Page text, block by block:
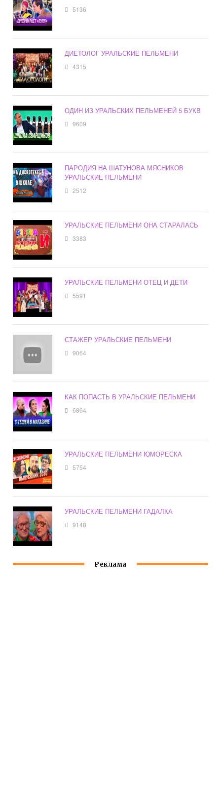
5136
ДИЕТОЛОГ УРАЛЬСКИЕ ПЕЛЬМЕНИ
4315
ОДИН ИЗ УРАЛЬСКИХ ПЕЛЬМЕНЕЙ 5 БУКВ
9609
ПАРОДИЯ НА ШАТУНОВА МЯСНИКОВ
УРАЛЬСКИЕ ПЕЛЬМЕНИ
2512
УРАЛЬСКИЕ ПЕЛЬМЕНИ ОНА СТАРАЛАСЬ
3383
УРАЛЬСКИЕ ПЕЛЬМЕНИ ОТЕЦ И ДЕТИ
5591
СТАЖЕР УРАЛЬСКИЕ ПЕЛЬМЕНИ
9064
КАК ПОПАСТЬ В УРАЛЬСКИЕ ПЕЛЬМЕНИ
6864
УРАЛЬСКИЕ ПЕЛЬМЕНИ ЮМОРЕСКА
5754
УРАЛЬСКИЕ ПЕЛЬМЕНИ ГАДАЛКА
9148
Реклама